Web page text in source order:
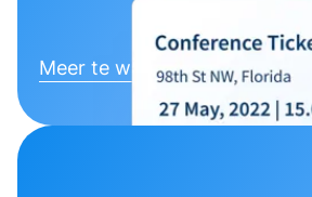
Meer te weten komen